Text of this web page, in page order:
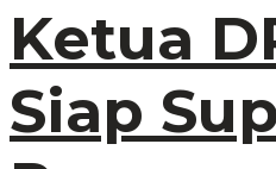
Ketua
Siap